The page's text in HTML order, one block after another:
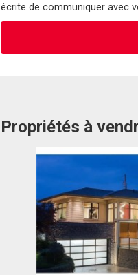
écrite de communiquer avec
Propriétés à